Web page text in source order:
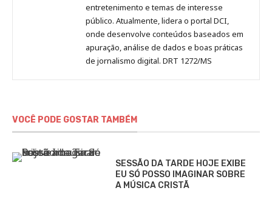
entretenimento e temas de interesse
público. Atualmente, lidera o portal DCI,
onde desenvolve conteúdos baseados em
apuração, análise de dados e boas práticas
de jornalismo digital. DRT 1272/MS
VOCÊ PODE GOSTAR TAMBÉM
SESSÃO DA TARDE HOJE EXIBE
EU SÓ POSSO IMAGINAR SOBRE
A MÚSICA CRISTÃ